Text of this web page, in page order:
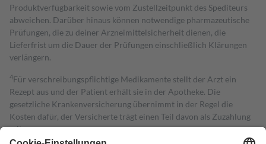
Produktverfügbarkeit sowie vom Zustellzeitpunkt des Spediteurs
abweichen. Darüber hinaus können notwendige pharmazeutische
Prüfungen, die zu deiner Arzneimittelsicherheit dienen, die
Lieferfrist um die Dauer der Prüfungen einschließlich Klärungen
verlängern.
4Für verschreibungspflichtige Medikamente stellt der Arzt ein
Rezept aus und der Patient erhält sie in der Apotheke. Die
gesetzliche Krankenversicherung übernimmt in der Regel die
Kosten dafür, der Versicherte trägt einen Teil davon als Zuzahlung
mit.
Grundsätzlich leisten Mitglieder Zuzahlungen in Höhe von zehn